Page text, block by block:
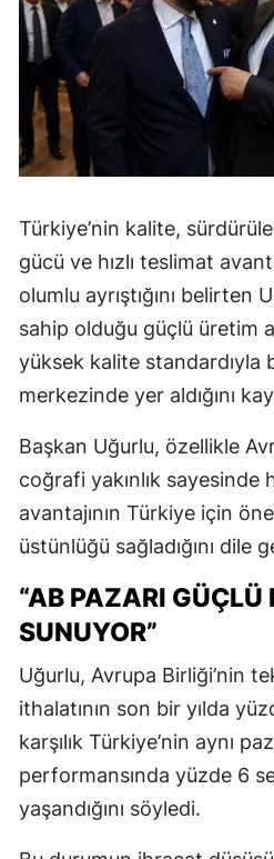
Türkiye’nin kalite,
gücü ve hızlı teslimat
olumlu ayrıştığını belirten
sahip olduğu güçlü üretim
yüksek kalite standardıyla
merkezinde yer aldığını
Başkan Uğurlu, özellikle
coğrafi yakınlık sayesinde
avantajının Türkiye için
üstünlüğü sağladığını dile
“AB PAZARI GÜÇLÜ
SUNUYOR”
Uğurlu, Avrupa Birliği’nin
ithalatının son bir yılda
karşılık Türkiye’nin aynı
performansında yüzde 6
yaşandığını söyledi.